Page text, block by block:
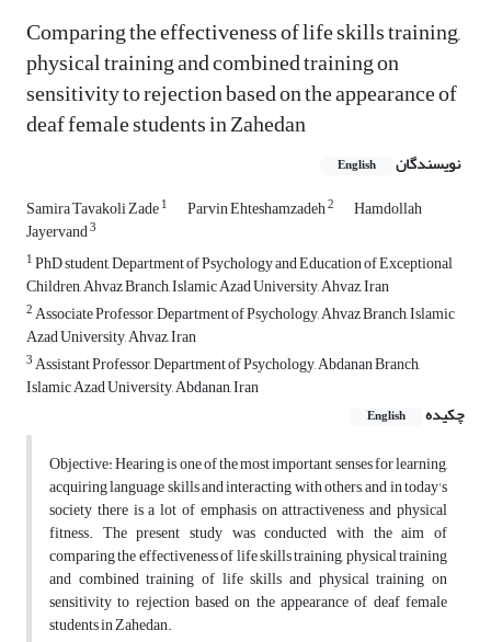
Comparing the effectiveness of life skills training,
physical training and combined training on
sensitivity to rejection based on the appearance of
deaf female students in Zahedan
نویسندگان English
Samira Tavakoli Zade1 Parvin Ehteshamzadeh2 Hamdollah
Jayervand3
1PhD student, Department of Psychology and Education of Exceptional
Children, Ahvaz Branch, Islamic Azad University, Ahvaz, Iran
2Associate Professor, Department of Psychology, Ahvaz Branch, Islamic
Azad University, Ahvaz, Iran
3Assistant Professor, Department of Psychology, Abdanan Branch,
Islamic Azad University, Abdanan, Iran
چکیده
English
Objective: Hearing is one of the most important senses for learning,
acquiring language skills and interacting with others, and in today's
society there is a lot of emphasis on attractiveness and physical
fitness. The present study was conducted with the aim of
comparing the effectiveness of life skills training, physical training
and combined training of life skills and physical training on
sensitivity to rejection based on the appearance of deaf female
students in Zahedan.